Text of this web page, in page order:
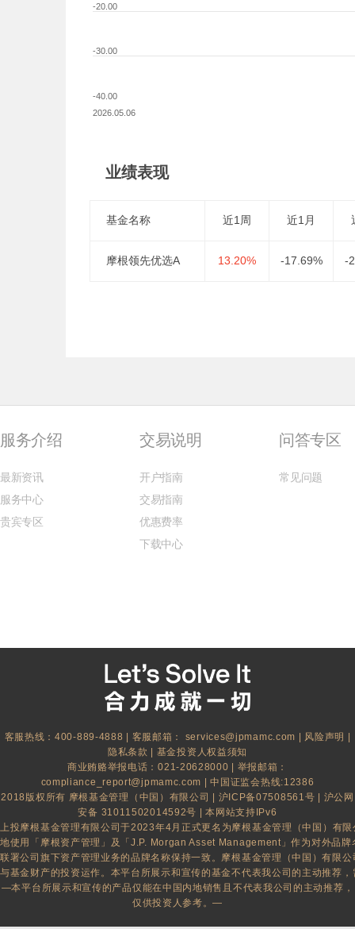
2026.05.06
-40.00
-30.00
-20.00
业绩表现
基金名称 近1周 近1月
摩根领先优选A 13.20% -17.69% -
服务介绍
最新资讯
服务中心
贵宾专区
交易说明
开户指南
交易指南
优惠费率
下载中心
问答专区
常见问题
客服热线：400-889-4888 | 客服邮箱： services@jpmamc.com 风险声明
隐私条款
基金投资人权益须知
商业贿赂举报电话：021-20628000 | 举报邮箱：
compliance_report@jpmamc.com
| 中国证监会热线:12386
2018版权所有 摩根基金管理（中国）有限公司 | 沪ICP备07508561号
沪公网
安备 31011502014592号
| 本网站支持IPv6
上投摩根基金管理有限公司于2023年4月正式更名为摩根基金管理（中国）有
地使用「摩根资产管理」及「J.P. Morgan Asset Management」作为对外品
联署公司旗下资产管理业务的品牌名称保持一致。摩根基金管理（中国）有限
与基金财产的投资运作。本平台所展示和宣传的基金不代表我公司的主动推荐
—本平台所展示和宣传的产品仅能在中国内地销售且不代表我公司的主动推荐，
仅供投资人参考。—